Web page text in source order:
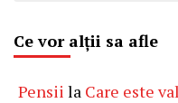
Ce vor alții sa afle
Pensii la Care este